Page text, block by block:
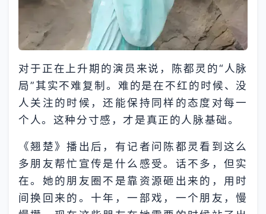
对于正在上升期的演员来说，陈都灵的“人脉
局”其实不难复制。难的是在不红的时候、没
人关注的时候，还能保持同样的态度对每一
个人。这种分寸感，才是真正的人脉基础。
《翘楚》播出后，有记者问陈都灵看到这么
多朋友帮忙宣传是什么感受。话不多，但实
在。她的朋友圈不是靠资源砸出来的，用时
间换回来的。十年，一部戏，一个朋友，慢